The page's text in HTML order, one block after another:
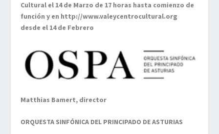
Cultural el 14 de Marzo de 17 horas hasta comienzo de
función y en http://www.valeycentrocultural.org
desde el 14 de Febrero
Matthias Bamert, director
ORQUESTA SINFÓNICA DEL PRINCIPADO DE ASTURIAS